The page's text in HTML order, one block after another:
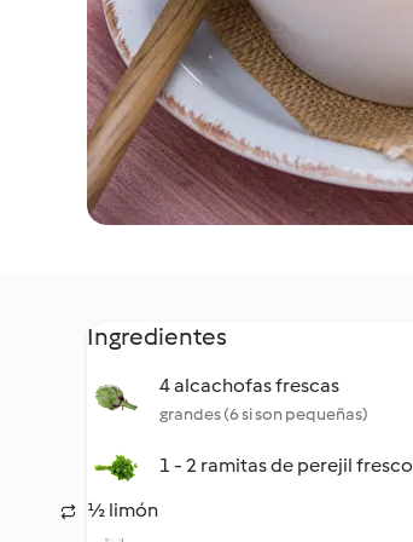
Ingredientes
4 alcachofas frescas
grandes (6 si son pequeñas)
1 - 2 ramitas de perejil fresco
½ limón